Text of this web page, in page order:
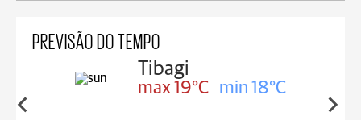
PREVISÃO DO TEMPO
Tibagi
max 19°C min 18°C